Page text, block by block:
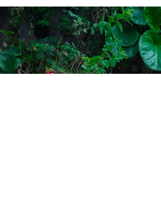
Blockaden...